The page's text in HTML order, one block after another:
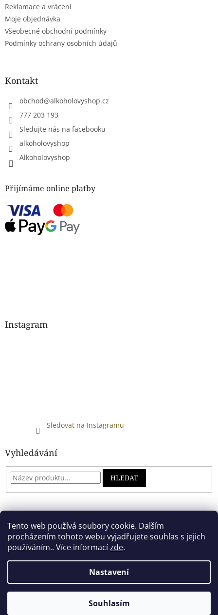
Tento web používá soubory cookie. Dalším
procházením tohoto webu vyjadřujete souhlas s jejich
používáním.. Více informacízde.
Nastavení
Souhlasím
Reklamace a vrácení
Moje objednávka
Všeobecné obchodní podmínky
Podmínky ochrany osobních údajů
Kontakt
obchod@alkoholovyshop.cz
777 203 193
Sledujte nás na facebooku
alkoholovyshop
Alkoholovyshop
Přijímáme online platby
Instagram
Sledovat na Instagramu
Vyhledávání
HLEDAT
Vytvořil Shoptet
Copyright 2026Alkoholový shop. Všechna práva vyhrazena.